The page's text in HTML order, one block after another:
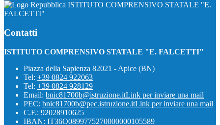
ISTITUTO COMPRENSIVO STATALE "E.
FALCETTI"
Contatti
ISTITUTO COMPRENSIVO STATALE "E. FALCETTI"
Piazza della Sapienza 82021 - Apice (BN)
Tel: +39 0824 922063
Tel: +39 0824 928129
Email: bnic81700b@istruzione.itLink per inviare una mail
PEC: bnic81700b@pec.istruzione.itLink per inviare una mail
C.F.: 92028910625
IBAN: IT36O0899775270000000105589